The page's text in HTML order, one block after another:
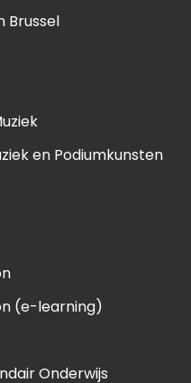
Brussel
en Podiumkunsten
(e-learning)
Onderwijs